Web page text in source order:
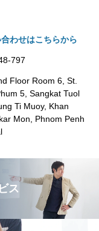
わせはこちらから
797
Floor Room 6, St.
5, Sangkat Tuol
Ti Muoy, Khan
Mon, Phnom Penh
ス